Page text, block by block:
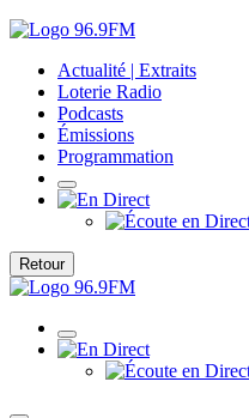
Actualité | Extraits
Loterie Radio
Podcasts
Émissions
Programmation
Retour